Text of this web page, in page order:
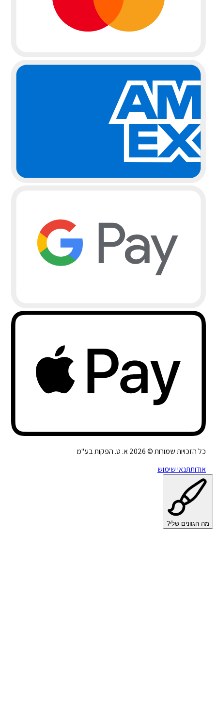
כל הזכויות שמורות ©2026א. ט. הפקות בע"מ
אודותתנאי שימוש
מה הגוונים שלי?